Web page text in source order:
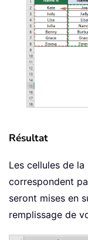
Résultat
Les cellules de
correspondent
seront mises en
remplissage de